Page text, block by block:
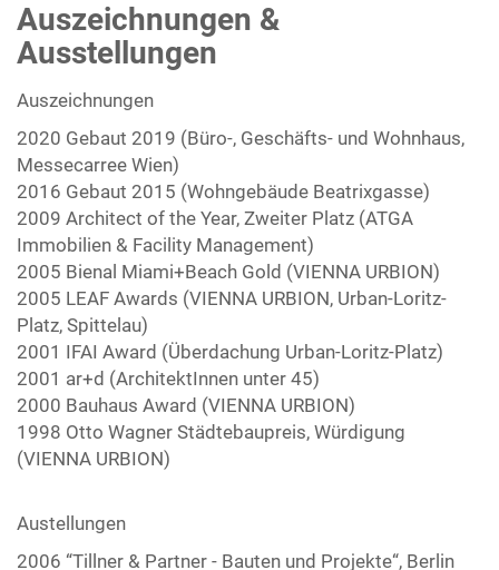
Auszeichnungen &
Ausstellungen
Auszeichnungen
2020 Gebaut 2019 (Büro-, Geschäfts- und Wohnhaus,
Messecarree Wien)
2016 Gebaut 2015 (Wohngebäude Beatrixgasse)
2009 Architect of the Year, Zweiter Platz (ATGA
Immobilien & Facility Management)
2005 Bienal Miami+Beach Gold (VIENNA URBION)
2005 LEAF Awards (VIENNA URBION, Urban-Loritz-
Platz, Spittelau)
2001 IFAI Award (Überdachung Urban-Loritz-Platz)
2001 ar+d (ArchitektInnen unter 45)
2000 Bauhaus Award (VIENNA URBION)
1998 Otto Wagner Städtebaupreis, Würdigung
(VIENNA URBION)
Austellungen
2006 “Tillner & Partner - Bauten und Projekte“, Berlin